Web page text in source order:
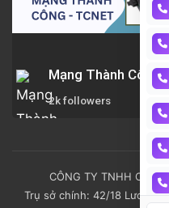
Mạng Thành Công-
2k followers
CÔNG TY TNHH
Trụ sở chính: 42/18 Lương